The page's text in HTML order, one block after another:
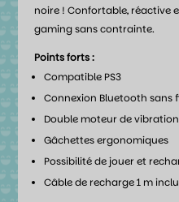
noire ! Confortable, réactive
gaming sans contrainte.
Points forts :
Compatible PS3
Connexion Bluetooth sans
Double moteur de vibration
Gâchettes ergonomiques
Possibilité de jouer et
Câble de recharge 1 m